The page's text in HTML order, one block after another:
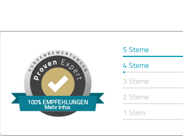
5 Sterne
4 Sterne
3 Sterne
2 Sterne
1 Stern